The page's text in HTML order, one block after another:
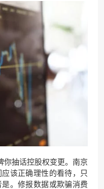
你抽话控股权变更。南京
该正确理性的看待，只
。修报数据或欺骗消费